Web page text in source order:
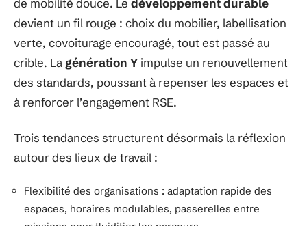
de mobilité douce. Le développement durable
devient un fil rouge : choix du mobilier, labellisation
verte, covoiturage encouragé, tout est passé au
crible. La génération Y impulse un renouvellement
des standards, poussant à repenser les espaces et
à renforcer l’engagement RSE.
Trois tendances structurent désormais la réflexion
autour des lieux de travail :
Flexibilité des organisations : adaptation rapide des
espaces, horaires modulables, passerelles entre